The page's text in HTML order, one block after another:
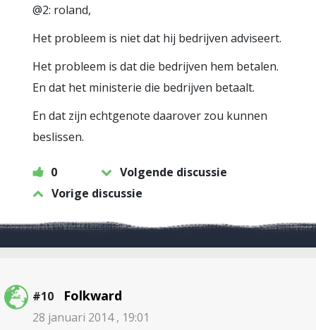
@2: roland,
Het probleem is niet dat hij bedrijven adviseert.
Het probleem is dat die bedrijven hem betalen.
En dat het ministerie die bedrijven betaalt.
En dat zijn echtgenote daarover zou kunnen
beslissen.
0
Volgende discussie
Vorige discussie
#10 Folkward
28 januari 2014 , 19:01